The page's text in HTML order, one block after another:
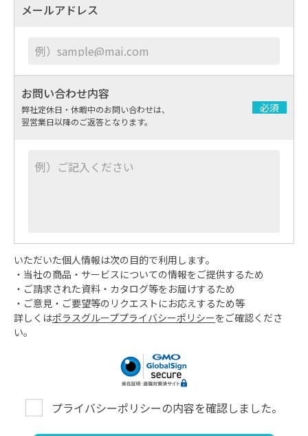
メールアドレス
お問い合わせ内容
弊社定休日・休暇中のお問い合わせは、
翌営業日以降のご返答となります。
必須
いただいた個人情報は次の目的で利用します。
当社の商品・サービスについての情報をご提供するため
ご請求された資料・カタログ等をお届けするため
ご意見・ご要望等のリクエストにお応えするため等
詳しくはポラスグループプライバシーポリシーをご確認くださ
い。
プライバシーポリシーの内容を確認しました。